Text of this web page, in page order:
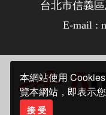
本網站使用
覽本網站，即表示
接 受
台北市信義
E-mail :